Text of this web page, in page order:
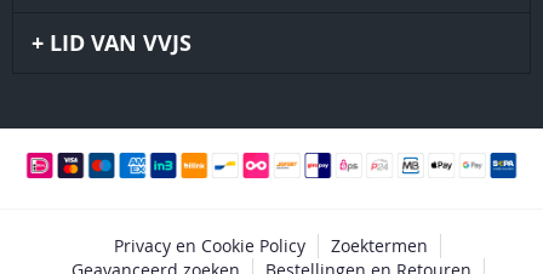
LID VAN VVJS
Privacy en Cookie Policy
Zoektermen